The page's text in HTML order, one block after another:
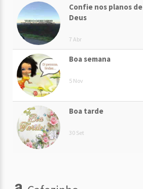
Confie nos planos de
Deus
7 Abr
Boa semana
5 Nov
Boa tarde
30 Set